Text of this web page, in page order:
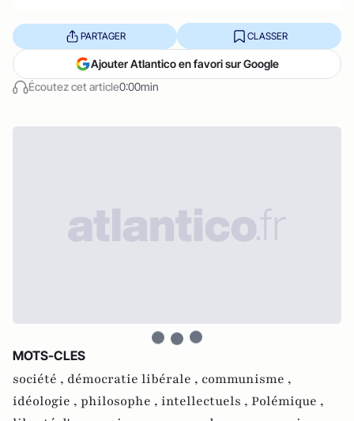
Écoutez cet article0:00min
PARTAGER CLASSER
Ajouter Atlantico en favori sur Google
MOTS-CLES
société , démocratie libérale , communisme ,
idéologie , philosophe , intellectuels , Polémique ,